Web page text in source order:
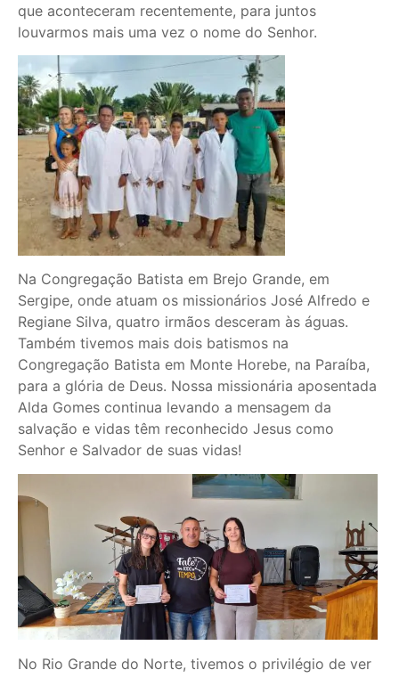
que aconteceram recentemente, para juntos
louvarmos mais uma vez o nome do Senhor.
Na Congregação Batista em Brejo Grande, em
Sergipe, onde atuam os missionários José Alfredo e
Regiane Silva, quatro irmãos desceram às águas.
Também tivemos mais dois batismos na
Congregação Batista em Monte Horebe, na Paraíba,
para a glória de Deus. Nossa missionária aposentada
Alda Gomes continua levando a mensagem da
salvação e vidas têm reconhecido Jesus como
Senhor e Salvador de suas vidas!
No Rio Grande do Norte, tivemos o privilégio de ver